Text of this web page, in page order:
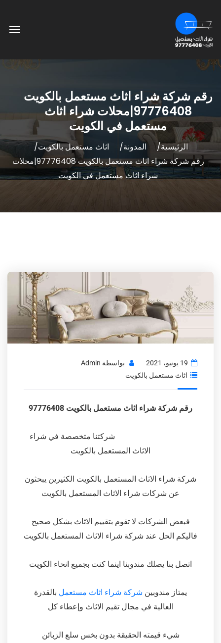
رقم شركة شراء اثاث مستعمل بالكويت
97776408|محلات شراء اثاث
مستعمل في الكويت
الرئيسية المدونة
اثاث مستعمل بالكويت
رقم شركة شراء اثاث مستعمل بالكويت 97776408|محلات
شراء اثاث مستعمل في الكويت
19 يونيو، 2021 بواسطة Admin
اثاث مستعمل بالكويت
رقم شركة شراء اثاث مستعمل بالكويت 97776408
شركتنا متخصصة في شراء
الاثاث المستعمل بالكويت
شركة شراء الاثاث المستعمل بالكويت الكثيرين يبحثون
عن شركات شراء الاثاث المستعمل بالكويت
فبعض الشركات لا تقوم بتقييم الاثاث بشكل صحيح
فاليكم الحل عند شركة شراء الاثاث المستعمل بالكويت
اتصل بنا يصلك مندوبنا اينما كنت بجميع انحاء الكويت
يمتاز مندوبين شركة شراء اثاث مستعمل بالقدرة
العالية في مجال تقيم الاثاث وإعطاء كل
شيء قيمته الحقيقة بدون بخس سلع الزبائن